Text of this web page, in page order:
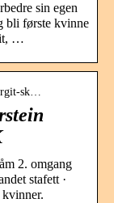
sin egen
bli første kvinne
…
sk…
2. omgang
stafett ·